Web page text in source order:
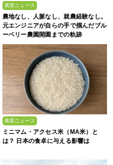
農業ニュース
農地なし、人脈なし、就農経験なし。
元エンジニアが自らの手で掴んだブル
ーベリー農園開園までの軌跡
農業ニュース
ミニマム・アクセス米（MA米）と
は？ 日本の食卓に与える影響は